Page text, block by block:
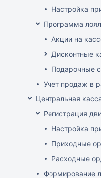
Настройка
Программа
Акции на
Дисконтные
Подарочные
Учет продаж в
Центральная касса
Регистрация
Настройка
Приходные
Расходные
Формирование